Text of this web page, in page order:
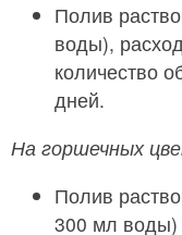
Полив
воды),
количество
дней.
На горшечных
Полив
300 мл воды)